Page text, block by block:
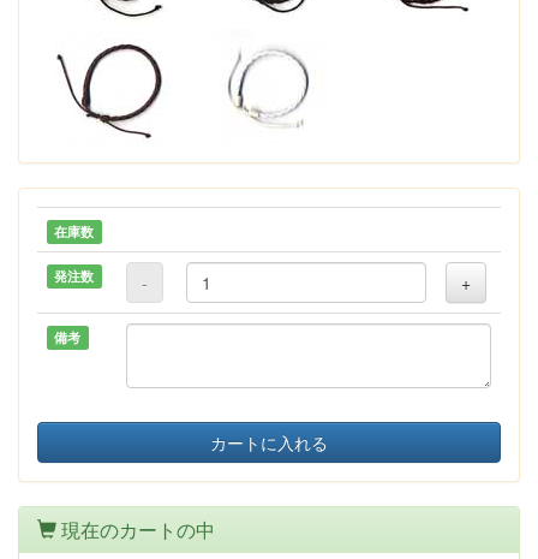
在庫数
発注数 - +
備考
カートに入れる
現在のカートの中